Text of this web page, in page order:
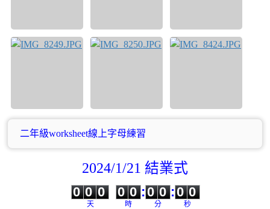
二年級worksheet線上字母練習
2024/1/21 結業式
0
0
0
0
0
天
0
0
0
0
時
:
0
0
0
0
分
:
0
0 0
秒